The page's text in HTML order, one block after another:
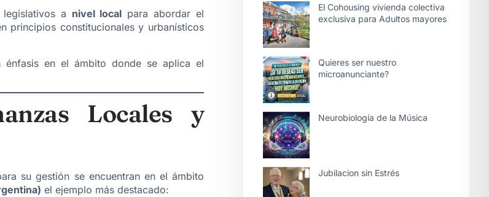
a nivel local para abordar el
principios constitucionales y urbanísticos
énfasis en el ámbito donde se aplica el
Locales y
su gestión se encuentran en el ámbito
el ejemplo más destacado:
El Cohousing vivienda colectiva
exclusiva para Adultos mayores
Quieres ser nuestro
microanunciante?
Neurobiología de la Música
Jubilacion sin Estrés